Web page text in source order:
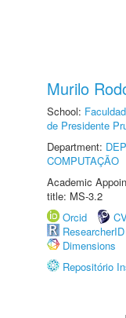
Murilo
School:
de Presidente
Department:
COMPUTAÇÃO
Academic
title: MS-3.2
Orcid
ResearcherID
Dimensions
Repositório